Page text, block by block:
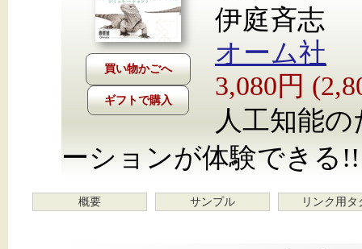
ギフトで購入
伊庭斉志
オーム社
3,080円
人工知能
ーションが体験できる!!
概要 サンプル リンク用タ